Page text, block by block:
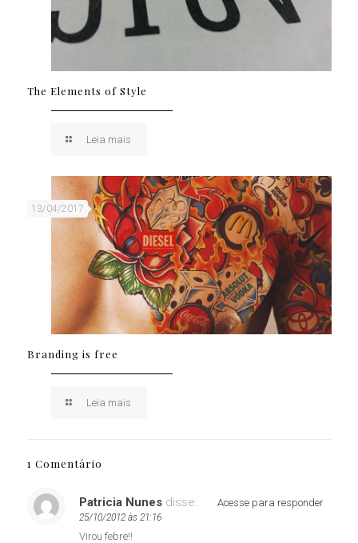
The Elements of Style
Leia mais
13/04/2017
Branding is free
Leia mais
1 Comentário
Patricia Nunes disse:
25/10/2012 às 21:16
Virou febre!!
Acesse para responder